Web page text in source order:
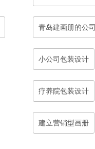
青岛建画册的公司
小公司包装设计
疗养院包装设计
建立营销型画册